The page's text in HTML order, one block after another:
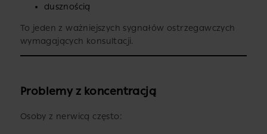
dusznością
To jeden z ważniejszych sygnałów ostrzegawczych
wymagających konsultacji.
Problemy z koncentracją
Osoby z nerwicą często: